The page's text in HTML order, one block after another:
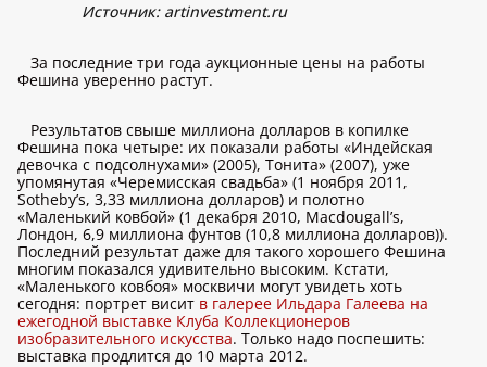
Источник: artinvestment.ru
За последние три года аукционные цены на работы
Фешина уверенно растут.
Результатов свыше миллиона долларов в копилке
Фешина пока четыре: их показали работы «Индейская
девочка с подсолнухами» (2005), Тонита» (2007), уже
упомянутая «Черемисская свадьба» (1 ноября 2011,
Sotheby’s, 3,33 миллиона долларов) и полотно
«Маленький ковбой» (1 декабря 2010, Macdougall’s,
Лондон, 6,9 миллиона фунтов (10,8 миллиона долларов)).
Последний результат даже для такого хорошего Фешина
многим показался удивительно высоким. Кстати,
«Маленького ковбоя» москвичи могут увидеть хоть
сегодня: портрет висит в галерее Ильдара Галеева на
ежегодной выставке Клуба Коллекционеров
изобразительного искусства. Только надо поспешить:
выставка продлится до 10 марта 2012.